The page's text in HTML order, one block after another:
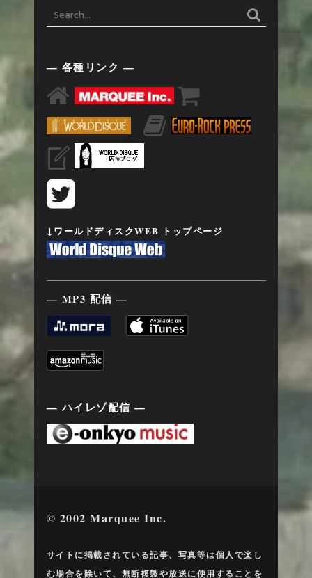
— 各種リンク —
↓ワールドディスクWEB トップページ
— MP3 配信 —
— ハイレゾ配信 —
© 2002 Marquee Inc.
サイトに掲載されている記事、写真等は個人で楽し
む場合を除いて、無断複製や放送に使用することを